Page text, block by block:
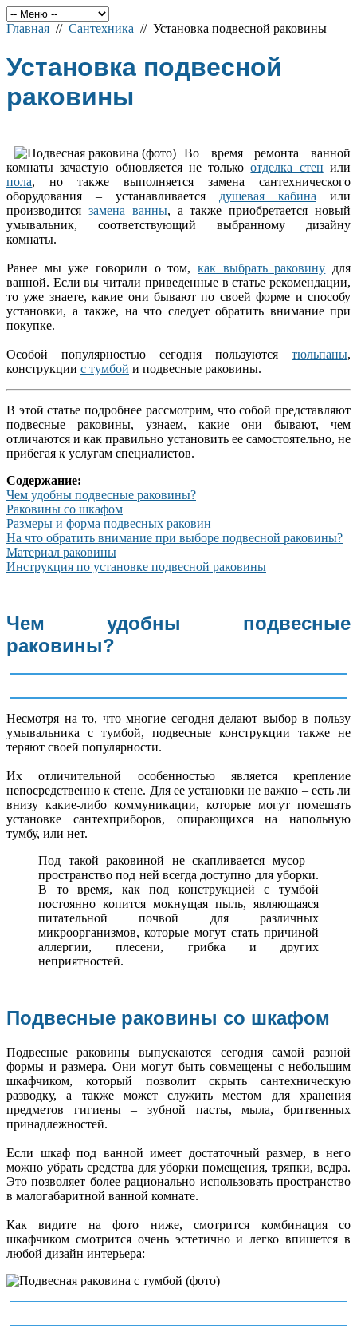
Главная // Сантехника // Установка подвесной раковины
Установка подвесной
раковины
Во время ремонта ванной
комнаты зачастую обновляется не толькоотделка стен или
пола, но также выполняется замена сантехнического
оборудования – устанавливается душевая кабина или
производится замена ванны, а также приобретается новый
умывальник, соответствующий выбранному дизайну
комнаты.
Ранее мы уже говорили о том, как выбрать раковину для
ванной. Если вы читали приведенные в статье рекомендации,
то уже знаете, какие они бывают по своей форме и способу
установки, а также, на что следует обратить внимание при
покупке.
Особой популярностью сегодня пользуются тюльпаны,
конструкции с тумбой и подвесные раковины.
В этой статье подробнее рассмотрим, что собой представляют
подвесные раковины, узнаем, какие они бывают, чем
отличаются и как правильно установить ее самостоятельно, не
прибегая к услугам специалистов.
Содержание:
Чем удобны подвесные раковины?
Раковины со шкафом
Размеры и форма подвесных раковин
На что обратить внимание при выборе подвесной раковины?
Материал раковины
Инструкция по установке подвесной раковины
Чем удобны подвесные
раковины?
Несмотря на то, что многие сегодня делают выбор в пользу
умывальника с тумбой, подвесные конструкции также не
теряют своей популярности.
Их отличительной особенностью является крепление
непосредственно к стене. Для ее установки не важно – есть ли
внизу какие-либо коммуникации, которые могут помешать
установке сантехприборов, опирающихся на напольную
тумбу, или нет.
Под такой раковиной не скапливается мусор –
пространство под ней всегда доступно для уборки.
В то время, как под конструкцией с тумбой
постоянно копится мокнущая пыль, являющаяся
питательной почвой для различных
микроорганизмов, которые могут стать причиной
аллергии, плесени, грибка и других
неприятностей.
Подвесные раковины со шкафом
Подвесные раковины выпускаются сегодня самой разной
формы и размера. Они могут быть совмещены с небольшим
шкафчиком, который позволит скрыть сантехническую
разводку, а также может служить местом для хранения
предметов гигиены – зубной пасты, мыла, бритвенных
принадлежностей.
Если шкаф под ванной имеет достаточный размер, в него
можно убрать средства для уборки помещения, тряпки, ведра.
Это позволяет более рационально использовать пространство
в малогабаритной ванной комнате.
Как видите на фото ниже, смотрится комбинация со
шкафчиком смотрится очень эстетично и легко впишется в
любой дизайн интерьера: